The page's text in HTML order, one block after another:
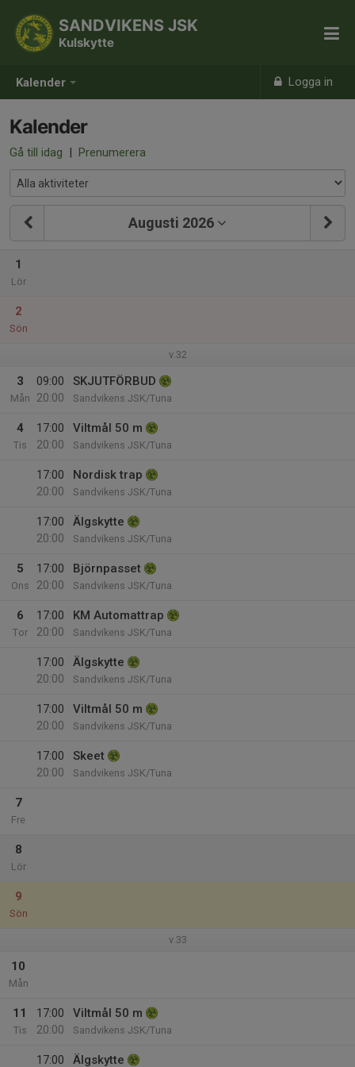
Kalender Logga in
SANDVIKENS JSK
Kulskytte
Kalender
Gå till idag | Prenumerera
Augusti 2026
1
Lör
2
Sön
v.32
3
Mån
09:00
20:00
SKJUTFÖRBUD
Sandvikens JSK/Tuna
4
Tis
17:00
20:00
Viltmål 50 m
Sandvikens JSK/Tuna
17:00
20:00
Nordisk trap
Sandvikens JSK/Tuna
17:00
20:00
Älgskytte
Sandvikens JSK/Tuna
5
Ons
17:00
20:00
Björnpasset
Sandvikens JSK/Tuna
6
Tor
17:00
20:00
KM Automattrap
Sandvikens JSK/Tuna
17:00
20:00
Älgskytte
Sandvikens JSK/Tuna
17:00
20:00
Viltmål 50 m
Sandvikens JSK/Tuna
17:00
20:00
Skeet
Sandvikens JSK/Tuna
7
Fre
8
Lör
9
Sön
v.33
10
Mån
11
Tis
17:00
20:00
Viltmål 50 m
Sandvikens JSK/Tuna
17:00
Älgskytte